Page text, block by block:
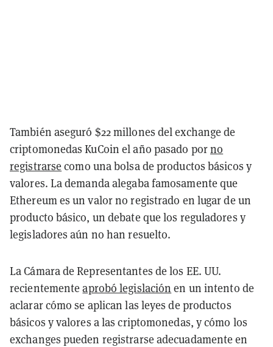
También aseguró $22 millones del exchange de
criptomonedas KuCoin el año pasado porno
registrarse como una bolsa de productos básicos y
valores. La demanda alegaba famosamente que
Ethereum es un valor no registrado en lugar de un
producto básico, un debate que los reguladores y
legisladores aún no han resuelto.
La Cámara de Representantes de los EE. UU.
recientementeaprobó legislación en un intento de
aclarar cómo se aplican las leyes de productos
básicos y valores a las criptomonedas, y cómo los
exchanges pueden registrarse adecuadamente en